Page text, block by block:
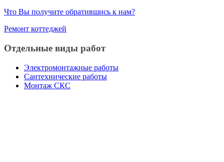
Что Вы получите обратившись к нам?
Ремонт коттеджей
Отдельные виды работ
Электромонтажные работы
Сантехнические работы
Монтаж СКС